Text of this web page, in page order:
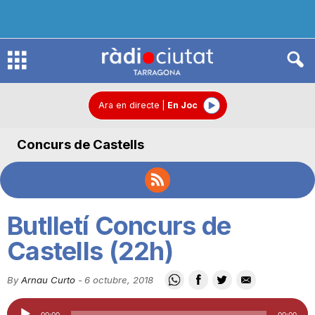
R
d
C
Ara en directe En Joc
Concurs de Castells
Butlletí Concurs de
Castells (22h)
By Arnau Curto -6 octubre, 2018
Reproductor